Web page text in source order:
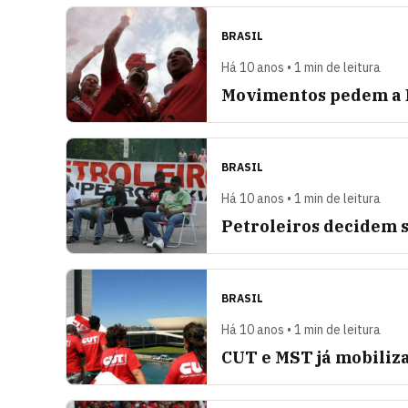
BRASIL
Há 10 anos • 1 min de leitura
Movimentos pedem
BRASIL
Há 10 anos • 1 min de leitura
Petroleiros decidem
BRASIL
Há 10 anos • 1 min de leitura
CUT e MST já